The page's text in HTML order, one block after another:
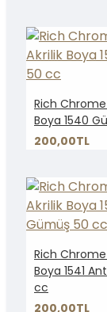
Rich
Boya 1540
200,00TL
Rich
Boya 1541
cc
200,00TL